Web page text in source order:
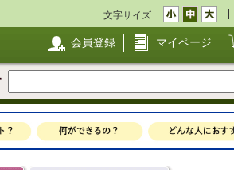
文字サイズ
会員登録 マイページ